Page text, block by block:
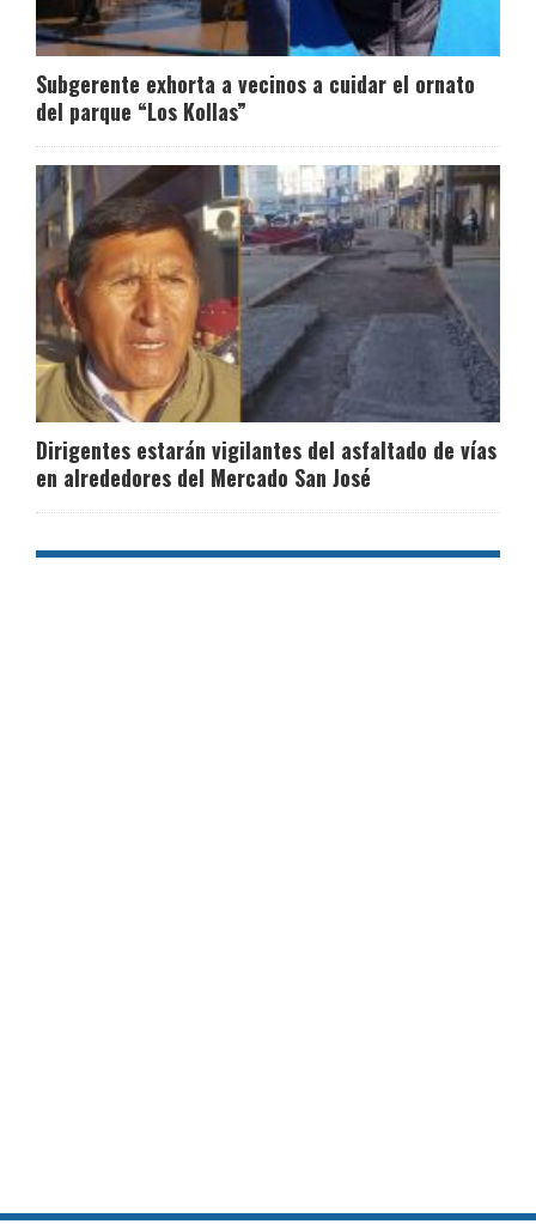
Subgerente exhorta a vecinos a cuidar el ornato
del parque “Los Kollas”
Dirigentes estarán vigilantes del asfaltado de vías
en alrededores del Mercado San José